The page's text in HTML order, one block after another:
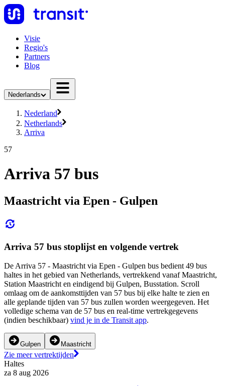
Visie
Regio's
Partners
Blog
Nederlands
Nederland
Netherlands
Arriva
57
Arriva 57 bus
Maastricht via Epen - Gulpen
Arriva 57 bus stoplijst en volgende vertrek
De Arriva 57 - Maastricht via Epen - Gulpen bus bedient 49 bus
haltes in het gebied van Netherlands, vertrekkend vanaf Maastricht,
Station Maastricht en eindigend bij Gulpen, Busstation. Scroll
omlaag om de aankomsttijden van 57 bus bij elke halte te zien en
alle geplande tijden van 57 bus zullen worden weergegeven. Het
volledige schema van de 57 bus en real-time vertrekgegevens
(indien beschikbaar) vind je in de Transit app.
Gulpen Maastricht
Zie meer vertrektijden
Haltes
za 8 aug 2026